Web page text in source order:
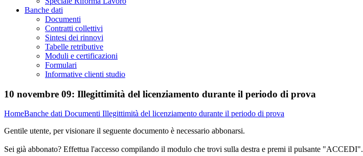
Banche dati
Documenti
Contratti collettivi
Sintesi dei rinnovi
Tabelle retributive
Moduli e certificazioni
Formulari
Informative clienti studio
10 novembre 09: Illegittimità del licenziamento durante il periodo di prova
HomeBanche dati Documenti Illegittimità del licenziamento durante il periodo di prova
Gentile utente, per visionare il seguente documento è necessario abbonarsi.
Sei già abbonato? Effettua l'accesso compilando il modulo che trovi sulla destra e premi il pulsante "ACCEDI".